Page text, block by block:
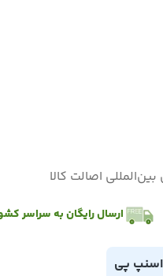
اصالت کالا
ارسال رایگان به سراسر
اسنپ پی